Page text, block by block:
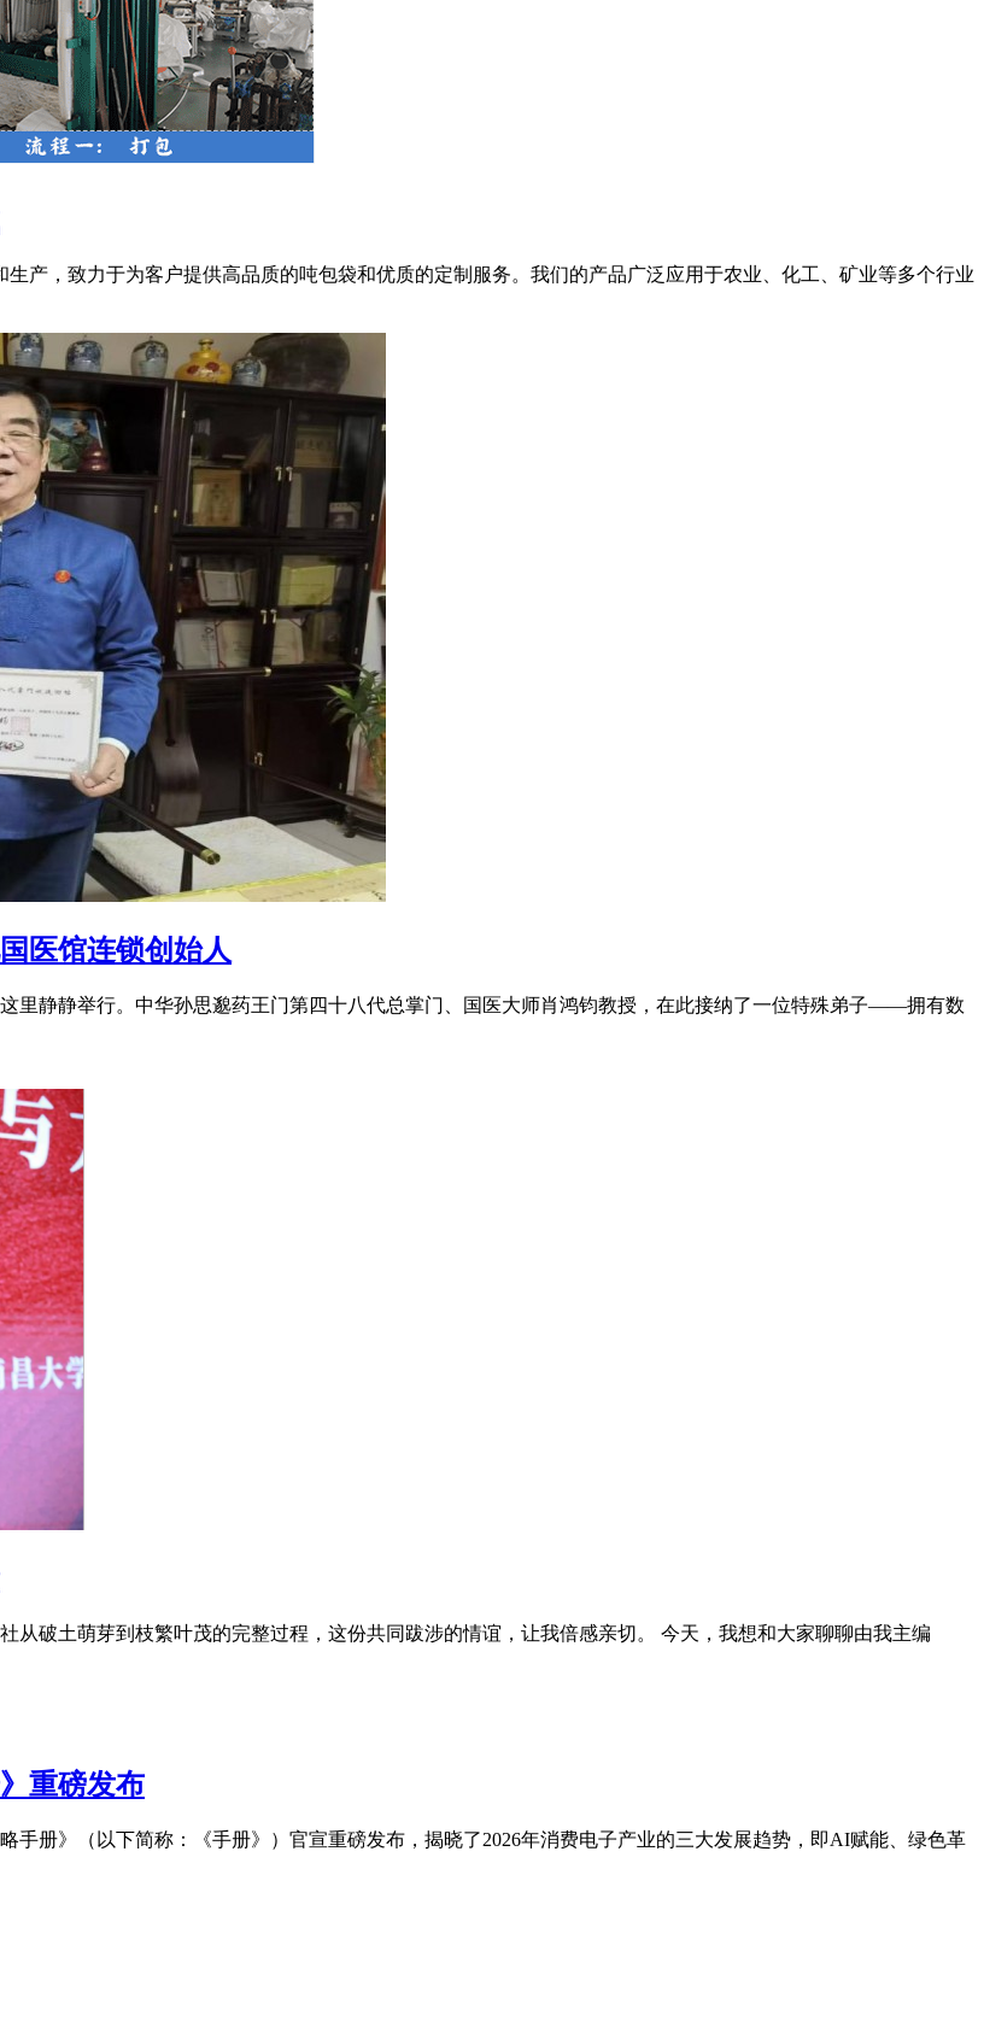
产，致力于为客户提供高品质的吨包袋和优质的定制服务。我们的产品广泛应用于农业、化工、矿业等多个行业
医馆连锁创始人
里静静举行。中华孙思邈药王门第四十八代总掌门、国医大师肖鸿钧教授，在此接纳了一位特殊弟子——拥有数
从破土萌芽到枝繁叶茂的完整过程，这份共同跋涉的情谊，让我倍感亲切。 今天，我想和大家聊聊由我主编
重磅发布
手册》（以下简称：《手册》）官宣重磅发布，揭晓了2026年消费电子产业的三大发展趋势，即AI赋能、绿色革